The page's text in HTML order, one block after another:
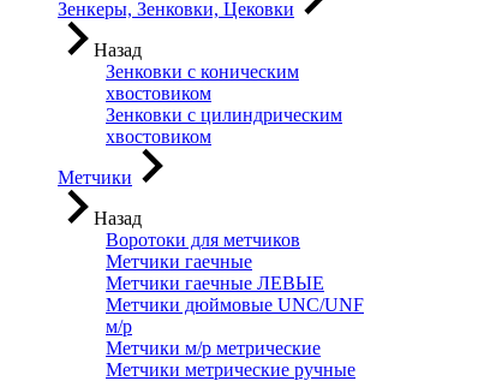
Зенкеры, Зенковки, Цековки
Назад
Зенковки с коническим
хвостовиком
Зенковки с цилиндрическим
хвостовиком
Метчики
Назад
Воротоки для метчиков
Метчики гаечные
Метчики гаечные ЛЕВЫЕ
Метчики дюймовые UNC/UNF
м/р
Метчики м/р метрические
Метчики метрические ручные